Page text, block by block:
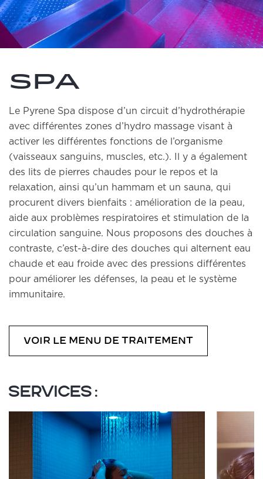
Spa
Le Pyrene Spa dispose d’un circuit d’hydrothérapie
avec différentes zones d’hydro massage visant à
activer les différentes fonctions de l’organisme
(vaisseaux sanguins, muscles, etc.). Il y a également
des lits de pierres chaudes pour le repos et la
relaxation, ainsi qu’un hammam et un sauna, qui
procurent divers bienfaits : amélioration de la peau,
aide aux problèmes respiratoires et stimulation de la
circulation sanguine. Nous proposons des douches à
contraste, c’est-à-dire des douches qui alternent eau
chaude et eau froide avec des pressions différentes
pour améliorer les défenses, la peau et le système
immunitaire.
VOIR LE MENU DE TRAITEMENT
Services: